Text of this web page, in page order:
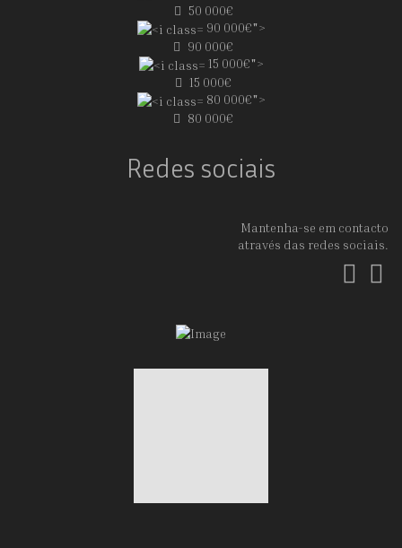
50 000€
90 000€">
90 000€
15 000€">
15 000€
80 000€">
80 000€
Redes sociais
Mantenha-se em contacto
através das redes sociais.